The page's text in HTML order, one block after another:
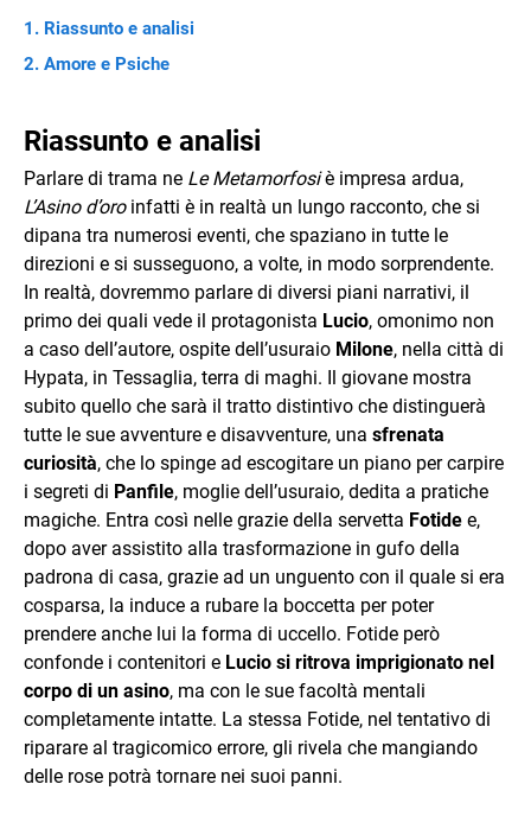
Riassunto e analisi
Amore e Psiche
Riassunto e analisi
Parlare di trama ne Le Metamorfosiè impresa ardua,
L’Asino d’oroinfatti è in realtà un lungo racconto, che si
dipana tra numerosi eventi, che spaziano in tutte le
direzioni e si susseguono, a volte, in modo sorprendente.
In realtà, dovremmo parlare di diversi piani narrativi, il
primo dei quali vede il protagonista Lucio, omonimo non
a caso dell’autore, ospite dell’usuraio Milone, nella città di
Hypata, in Tessaglia, terra di maghi. Il giovane mostra
subito quello che sarà il tratto distintivo che distinguerà
tutte le sue avventure e disavventure, una sfrenata
curiosità, che lo spinge ad escogitare un piano per carpire
i segreti di Panfile, moglie dell’usuraio, dedita a pratiche
magiche. Entra così nelle grazie della servetta Fotide e,
dopo aver assistito alla trasformazione in gufo della
padrona di casa, grazie ad un unguento con il quale si era
cosparsa, la induce a rubare la boccetta per poter
prendere anche lui la forma di uccello. Fotide però
confonde i contenitori e Lucio si ritrova imprigionato nel
corpo di un asino, ma con le sue facoltà mentali
completamente intatte. La stessa Fotide, nel tentativo di
riparare al tragicomico errore, gli rivela che mangiando
delle rose potrà tornare nei suoi panni.